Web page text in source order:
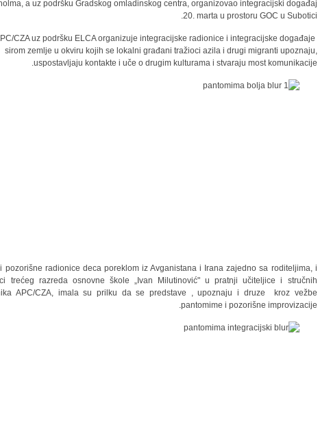
a uz podršku Gradskog omladinskog centra, organizovao integracijski događaj
20. marta u prostoru GOC u Subotici.
CZA uz podršku ELCA organizuje integracijske radionice i integracijske događaje
sirom zemlje u okviru kojih se lokalni građani tražioci azila i drugi migranti upoznaju,
uspostavljaju kontakte i uče o drugim kulturama i stvaraju most komunikacije.
pozorišne radionice deca poreklom iz Avganistana i Irana zajedno sa roditeljima, i
trećeg razreda osnovne škole „Ivan Milutinović" u pratnji učiteljice i stručnih
APC/CZA, imala su prilku da se predstave , upoznaju i druze kroz vežbe
pantomime i pozorišne improvizacije.